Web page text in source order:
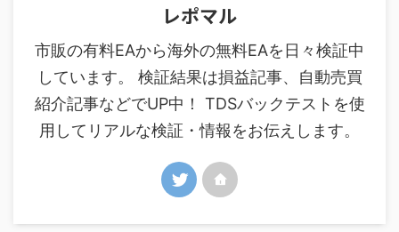
レポマル
市販の有料EAから海外の無料EAを日々検証中
しています。 検証結果は損益記事、自動売買
紹介記事などでUP中！ TDSバックテストを使
用してリアルな検証・情報をお伝えします。